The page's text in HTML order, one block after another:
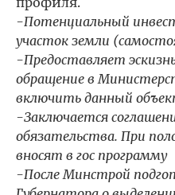
-Потенциальный
участок земли
-Предоставляет
обращение в
включить данный
-Заключается
обязательства. При
вносят в гос программу
-После Минстрой